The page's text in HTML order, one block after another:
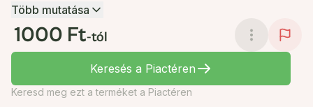
Több mutatása
1000 Ft-tól
Keresés a Piactéren
Keresd meg ezt a terméket a Piactéren